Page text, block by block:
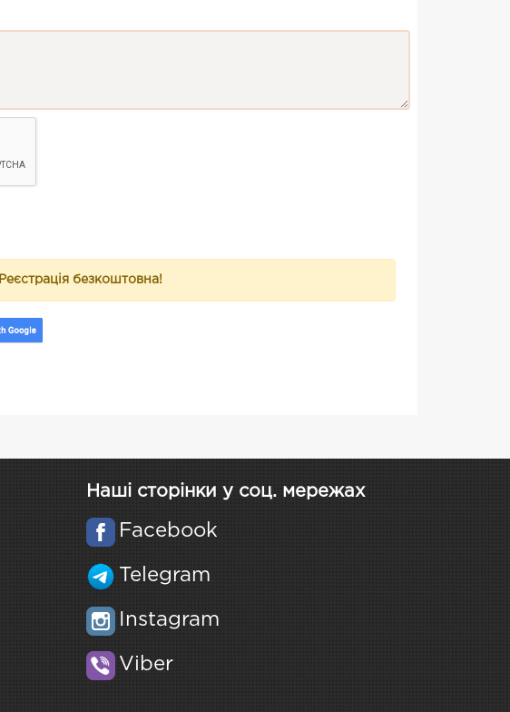
Реєстрація безкоштовна!
Наші сторінки у соц. мережах
Facebook
Telegram
Instagram
Viber